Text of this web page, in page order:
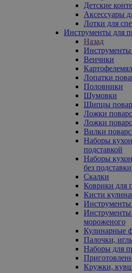
Детские
Аксессуары
Лотки для
Инструменты для
Назад
Инструменты
Венчики
Лопатки
Половники
Шумовки
Щипцы
Ложки
Ложки
Вилки
Наборы
подставкой
Наборы
без подставки
Скалки
Коврики для
Кисти
Инструменты
Инструменты
мороженого
Кулинарные
Палочки,
Наборы для
Кружки,